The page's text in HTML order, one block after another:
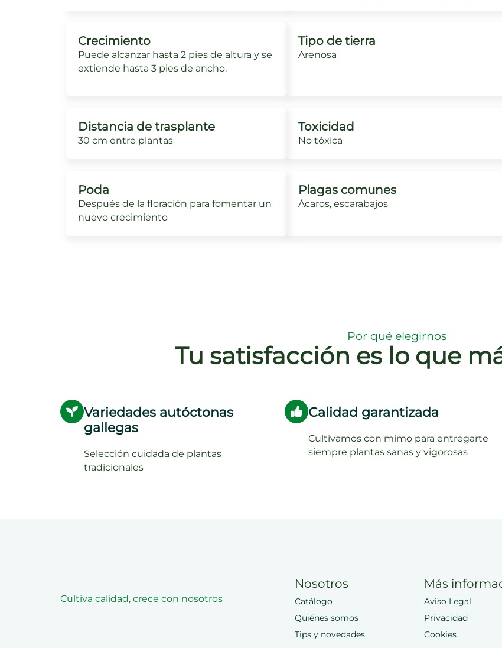
Crecimiento
Puede alcanzar hasta 2 pies de altura y se
extiende hasta 3 pies de ancho.
Tipo de tierra
Arenosa
Distancia de trasplante
30 cm entre plantas
Toxicidad
No tóxica
Poda
Después de la floración para fomentar un
nuevo crecimiento
Plagas comunes
Ácaros, escarabajos
Por qué elegirnos
Tu satisfacción es lo que
Variedades autóctonas
gallegas
Selección cuidada de plantas
tradicionales
Calidad garantizada
Cultivamos con mimo para entregarte
siempre plantas sanas y vigorosas
Cultiva calidad, crece con nosotros
Nosotros
Catálogo
Quiénes somos
Tips y novedades
Más
Aviso Legal
Privacidad
Cookies